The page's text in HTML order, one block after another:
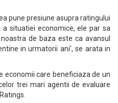
pune presiune asupra ratingului
situatiei economice, ele par sa
de baza este ca avansul
in urmatorii ani', se arata in
economii care beneficiaza de un
trei mari agentii de evaluare